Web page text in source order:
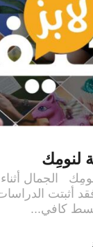
الجمال
أثبتت
كافي...